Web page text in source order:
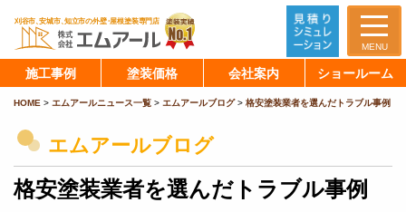
MENU
施工事例 塗装価格 会社案内 ショールーム
HOME > エムアールニュース一覧 > エムアールブログ> 格安塗装業者を選んだトラブル事例
エムアールブログ
格安塗装業者を選んだトラブル事例